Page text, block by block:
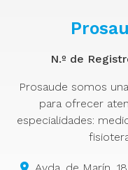
N.º de
Prosaude somos
para ofrecer
especialidades: